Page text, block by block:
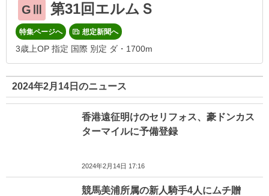
GⅢ 第31回エルムＳ
特集ページへ 想定新聞へ
3歳上OP 指定 国際 別定 ダ・1700m
2024年2月14日のニュース
香港遠征明けのセリフォス、豪ドンカス
ターマイルに予備登録
2024年2月14日 17:16
競馬美浦所属の新人騎手4人にムチ贈